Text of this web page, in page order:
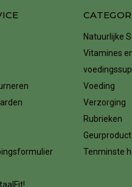
Natuurlijke
Vitamines
Voeding
Verzorging
Rubrieken
Tenminste